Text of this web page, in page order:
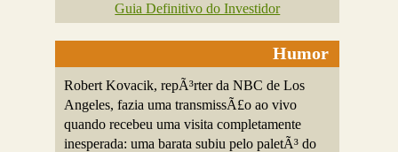
Guia Definitivo do Investidor
Humor
Robert Kovacik, repÃ³rter da NBC de Los
Angeles, fazia uma transmissÃ£o ao vivo
quando recebeu uma visita completamente
inesperada: uma barata subiu pelo paletÃ³ do